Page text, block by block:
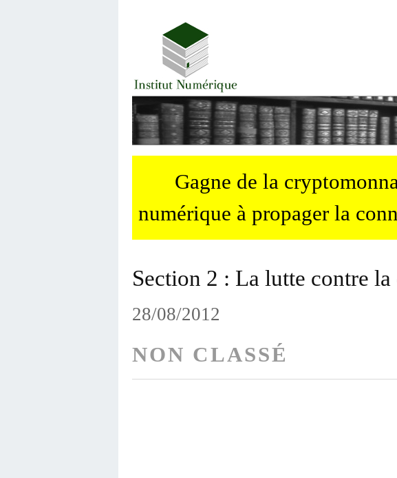
Gagne de la
numérique à propager la
Section 2 : La lutte contre
28/08/2012
NON CLASSÉ